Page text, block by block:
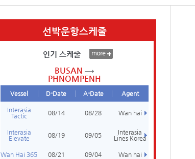
선박운항스케줄
인기 스케줄
BUSAN
PHNOMPENH
Vessel D-Date A-Date Agent
Interasia
Tactic
08/14 08/28 Wan hai
Interasia
Elevate
08/19 09/05
Interasia
Lines Korea
Wan Hai 365 08/21 09/04 Wan hai